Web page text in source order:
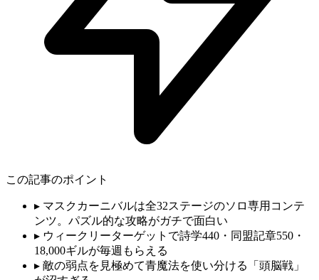
この記事のポイント
▸ マスクカーニバルは全32ステージのソロ専用コンテ
ンツ。パズル的な攻略がガチで面白い
▸ ウィークリーターゲットで詩学440・同盟記章550・
18,000ギルが毎週もらえる
▸ 敵の弱点を見極めて青魔法を使い分ける「頭脳戦」